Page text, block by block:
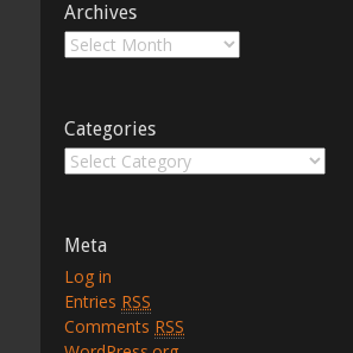
Archives
Archives
Categories
Categories
Meta
Log in
Entries RSS
Comments RSS